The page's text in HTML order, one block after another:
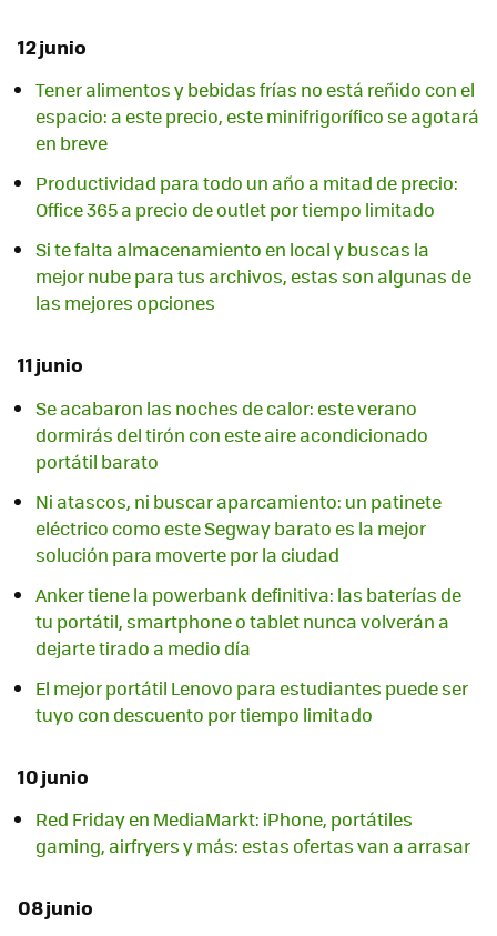
12 junio
Tener alimentos y bebidas frías no está reñido con el
espacio: a este precio, este minifrigorífico se agotará
en breve
Productividad para todo un año a mitad de precio:
Office 365 a precio de outlet por tiempo limitado
Si te falta almacenamiento en local y buscas la
mejor nube para tus archivos, estas son algunas de
las mejores opciones
11 junio
Se acabaron las noches de calor: este verano
dormirás del tirón con este aire acondicionado
portátil barato
Ni atascos, ni buscar aparcamiento: un patinete
eléctrico como este Segway barato es la mejor
solución para moverte por la ciudad
Anker tiene la powerbank definitiva: las baterías de
tu portátil, smartphone o tablet nunca volverán a
dejarte tirado a medio día
El mejor portátil Lenovo para estudiantes puede ser
tuyo con descuento por tiempo limitado
10 junio
Red Friday en MediaMarkt: iPhone, portátiles
gaming, airfryers y más: estas ofertas van a arrasar
08 junio